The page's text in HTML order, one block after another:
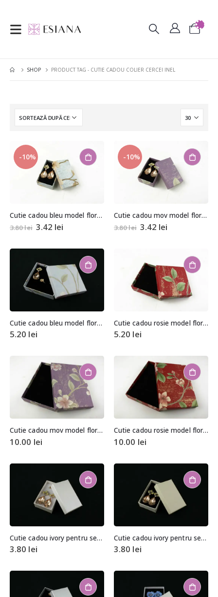
SHOP PRODUCT TAG - CUTIE CADOU COLIER CERCEI INEL
-10%
Cutie cadou bleu model floral pentru set (cercei, colier si inel)
3.80lei 3.42 lei
-10%
Cutie cadou mov model floral pentru set (cercei, colier si inel)
3.80lei 3.42 lei
Cutie cadou bleu model floral pentru set (cercei, colier si inel)
5.20 lei
Cutie cadou rosie model floral pentru set (cercei, colier si inel)
5.20 lei
Cutie cadou mov model floral pentru set (cercei, colier si inel)
10.00 lei
Cutie cadou rosie model floral pentru set (cercei, colier si inel)
10.00 lei
Cutie cadou ivory pentru set (cercei, colier si inel)
3.80 lei
Cutie cadou ivory pentru set (cercei, colier si inel)
3.80 lei